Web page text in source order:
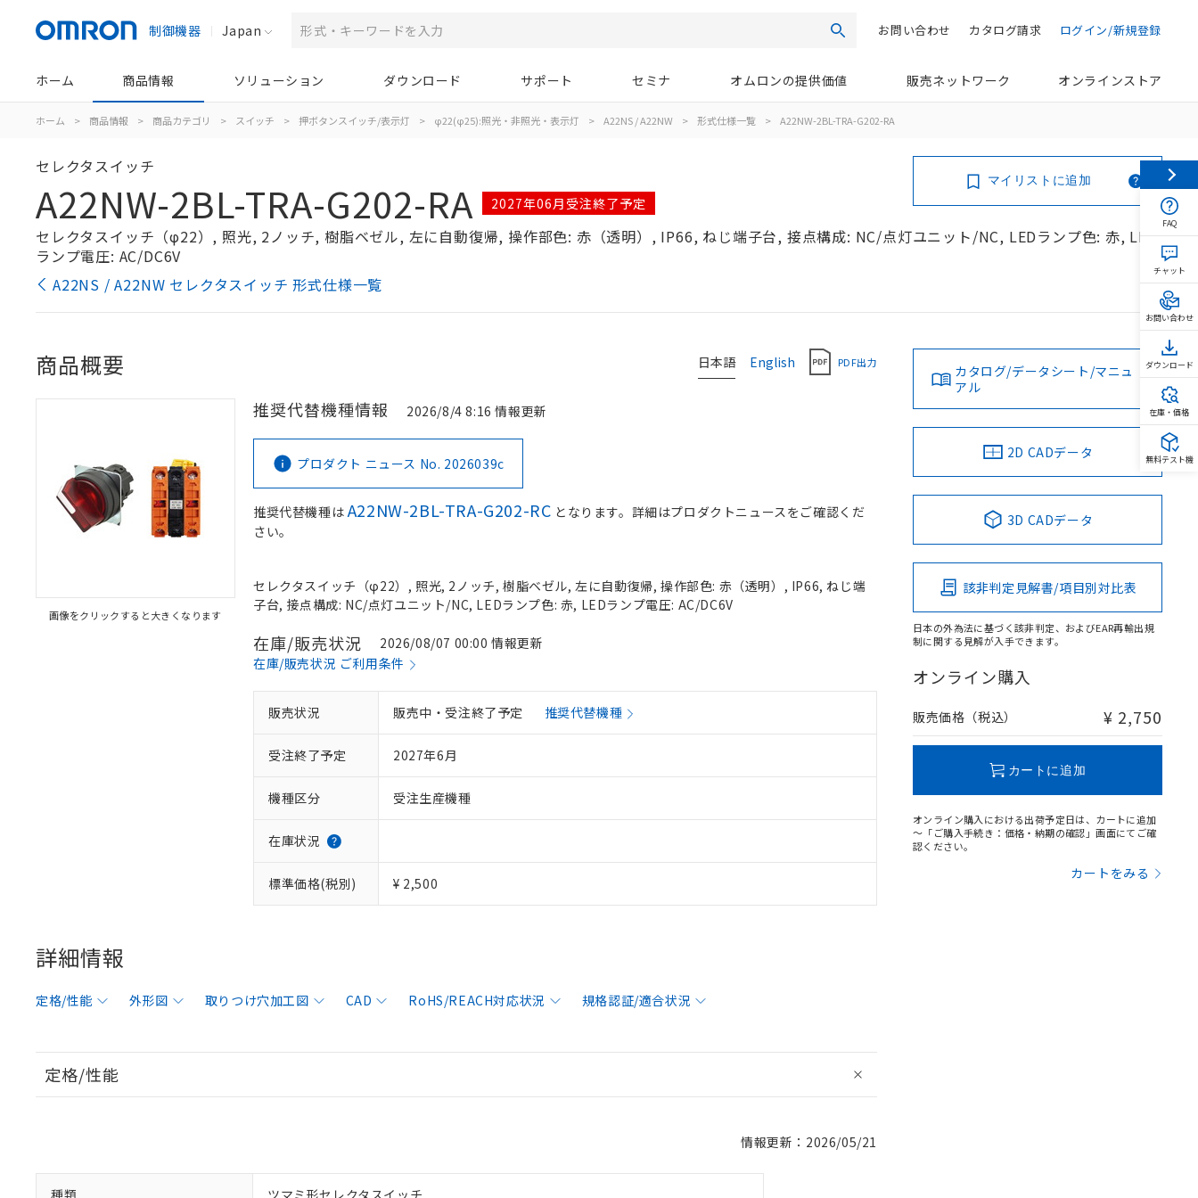
制御機器 Japan 検索 ログイン/新規登録
カタログ請求
お問い合わせ
ホーム 商品情報 ソリューション ダウンロード サポート セミナ オムロンの提供価値 販売ネットワーク オンラインストア
ホーム > 商品情報 > 商品カテゴリ > スイッチ > 押ボタンスイッチ/表示灯 > φ22(φ25):照光・非照光・表示灯 > A22NS / A22NW > 形式仕様一覧 > A22NW-2BL-TRA-G202-RA
セレクタスイッチ
A22NW-2BL-TRA-G202-RA 2027年06月受注終了予定
セレクタスイッチ（φ22）, 照光, 2ノッチ, 樹脂ベゼル, 左に自動復帰, 操作部色: 赤（透明）, IP66, ねじ端子台, 接点構成: NC/点灯ユニット/NC, LEDランプ色: 赤, LED
ランプ電圧: AC/DC6V
A22NS / A22NW セレクタスイッチ 形式仕様一覧
マイリストに追加
日本語 English PDF出力
商品概要
画像をクリックすると大きくなります
推奨代替機種情報 2026/8/4 8:16 情報更新
プロダクト ニュース No. 2026039c
推奨代替機種はA22NW-2BL-TRA-G202-RC となります。詳細はプロダクトニュースをご確認くだ
さい。
セレクタスイッチ（φ22）, 照光, 2ノッチ, 樹脂ベゼル, 左に自動復帰, 操作部色: 赤（透明）, IP66, ねじ端
子台, 接点構成: NC/点灯ユニット/NC, LEDランプ色: 赤, LEDランプ電圧: AC/DC6V
在庫/販売状況
2026/08/07 00:00 情報更新
在庫/販売状況 ご利用条件
販売状況 販売中・受注終了予定 推奨代替機種
受注終了予定 2027年6月
機種区分 受注生産機種
在庫状況
標準価格(税別) ¥ 2,500
詳細情報
定格/性能 外形図 取りつけ穴加工図 CAD RoHS/REACH対応状況 規格認証/適合状況
定格/性能
情報更新：2026/05/21
種類 ツマミ形セレクタスイッチ
カタログ/データシート/マニュ
アル
2D CADデータ
3D CADデータ
該非判定見解書/項目別対比表
日本の外為法に基づく該非判定、およびEAR再輸出規
制に関する見解が入手できます。
オンライン購入
販売価格（税込） ¥ 2,750
カートに追加
オンライン購入における出荷予定日は、カートに追加
～「ご購入手続き：価格・納期の確認」画面にてご確
認ください。
カートをみる
FAQ
チャット
お問い合わせ
ダウンロード
在庫・価格
無料テスト機